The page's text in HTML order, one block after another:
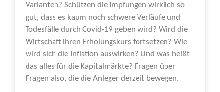
Varianten? Schützen die Impfungen wirklich so
gut, dass es kaum noch schwere Verläufe und
Todesfälle durch Covid-19 geben wird? Wird die
Wirtschaft ihren Erholungskurs fortsetzen? Wie
wird sich die Inflation auswirken? Und was heißt
das alles für die Kapitalmärkte? Fragen über
Fragen also, die die Anleger derzeit bewegen.